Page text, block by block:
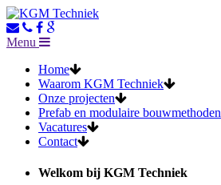
Menu
Home
Waarom KGM Techniek
Onze projecten
Prefab en modulaire bouwmethoden
Vacatures
Contact
Welkom bij KGM Techniek